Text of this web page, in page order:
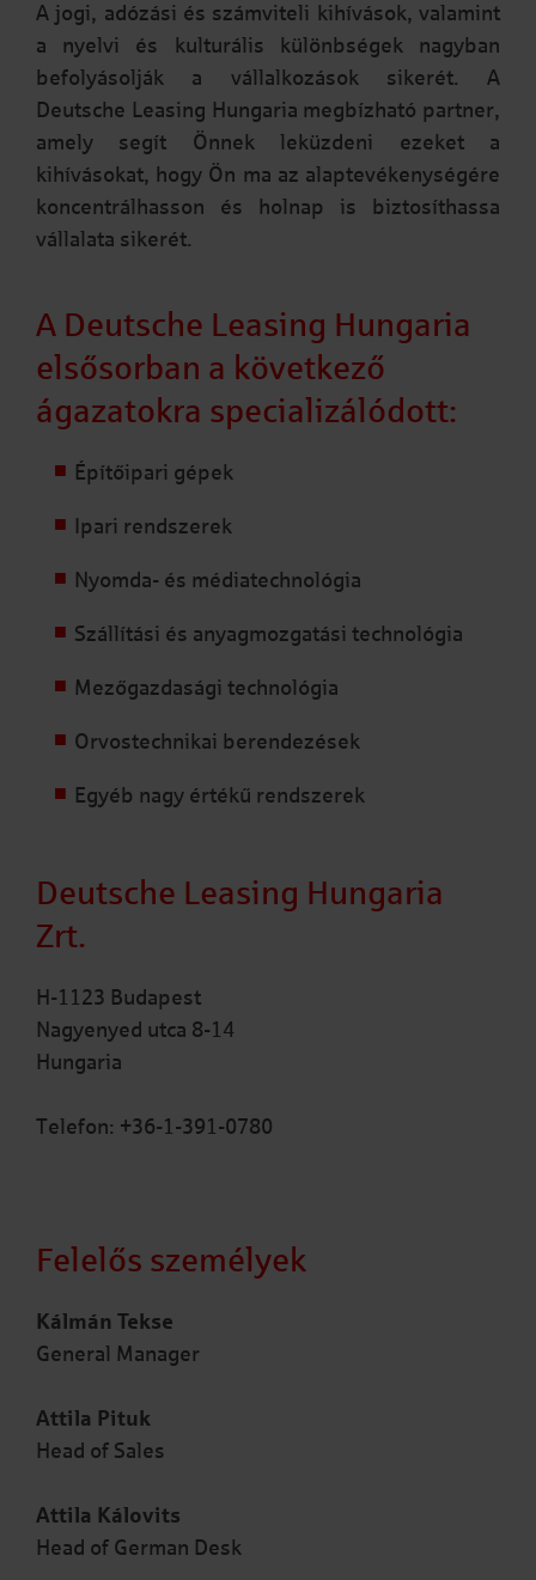
A jogi, adózási és számviteli kihívások, valamint
a nyelvi és kulturális különbségek nagyban
befolyásolják a vállalkozások sikerét. A
Deutsche Leasing Hungaria megbízható partner,
amely segít Önnek leküzdeni ezeket a
kihívásokat, hogy Ön ma az alaptevékenységére
koncentrálhasson és holnap is biztosíthassa
vállalata sikerét.
A Deutsche Leasing Hungaria
elsősorban a következő
ágazatokra specializálódott:
Építőipari gépek
Ipari rendszerek
Nyomda- és médiatechnológia
Szállítási és anyagmozgatási technológia
Mezőgazdasági technológia
Orvostechnikai berendezések
Egyéb nagy értékű rendszerek
Deutsche Leasing Hungaria
Zrt.
H-1123 Budapest
Nagyenyed utca 8-14
Hungaria
Telefon: +36-1-391-0780
Felelős személyek
Kálmán Tekse
General Manager
Attila Pituk
Head of Sales
Attila Kálovits
Head of German Desk